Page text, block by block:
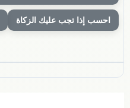
احسب إذا تجب عليك الزكاة